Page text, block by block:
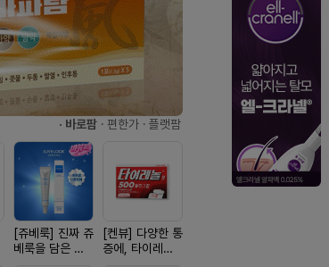
· 바로팜 · 편한가 · 플랫팜
[쥬베룩] 진짜 쥬
베룩을 담은 약
[켄뷰] 다양한 통
증에, 타이레놀